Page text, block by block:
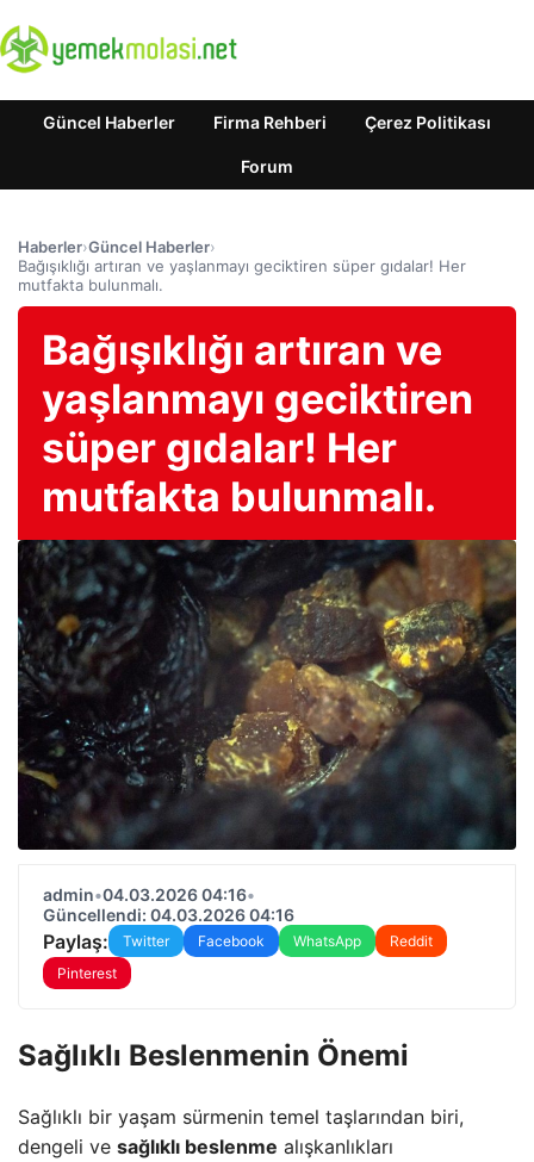
Güncel Haberler Firma Rehberi Çerez Politikası
Forum
Haberler›Güncel Haberler›
Bağışıklığı artıran ve yaşlanmayı geciktiren süper gıdalar! Her
mutfakta bulunmalı.
Bağışıklığı artıran ve
yaşlanmayı geciktiren
süper gıdalar! Her
mutfakta bulunmalı.
admin•04.03.2026 04:16•
Güncellendi: 04.03.2026 04:16
Paylaş: Twitter Facebook WhatsApp
Reddit
Pinterest
Sağlıklı Beslenmenin Önemi
Sağlıklı bir yaşam sürmenin temel taşlarından biri,
dengeli ve sağlıklı beslenme alışkanlıkları